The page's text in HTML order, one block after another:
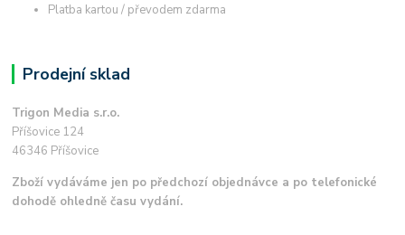
Platba kartou / převodem zdarma
Prodejní sklad
Trigon Media s.r.o.
Příšovice 124
46346 Příšovice
Zboží vydáváme jen po předchozí objednávce a po telefonické
dohodě ohledně času vydání.